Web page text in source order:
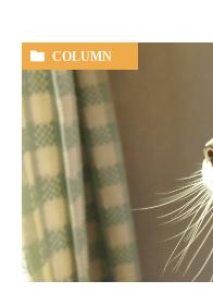
COLUMN